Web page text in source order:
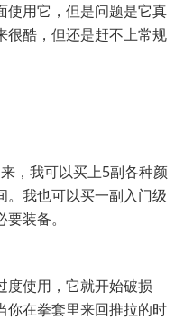
使用它，但是问题是它真
很酷，但还是赶不上常规
，我可以买上5副各种颜
。我也可以买一副入门级
装备。
度使用，它就开始破损
你在拳套里来回推拉的时